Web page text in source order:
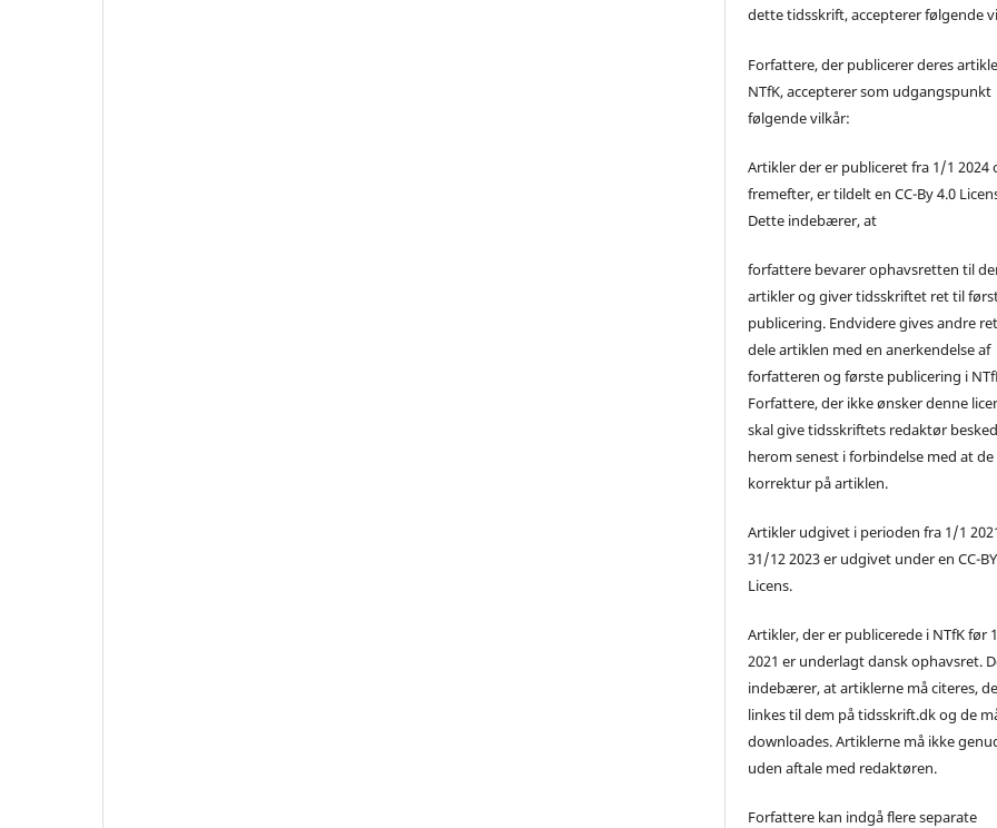
dette tidsskrift, accepterer følgende
Forfattere, der publicerer deres
NTfK, accepterer som udgangspunkt
følgende vilkår:
Artikler der er publiceret fra 1/1 2024
fremefter, er tildelt en CC-By 4.0
Dette indebærer, at
forfattere bevarer ophavsretten til
artikler og giver tidsskriftet ret til
publicering. Endvidere gives andre
dele artiklen med en anerkendelse af
forfatteren og første publicering i
Forfattere, der ikke ønsker denne
skal give tidsskriftets redaktør besked
herom senest i forbindelse med at
korrektur på artiklen.
Artikler udgivet i perioden fra 1/1
31/12 2023 er udgivet under en CC-
Licens.
Artikler, der er publicerede i NTfK før
2021 er underlagt dansk ophavsret.
indebærer, at artiklerne må citeres,
linkes til dem på tidsskrift.dk og de
downloades. Artiklerne må ikke
uden aftale med redaktøren.
Forfattere kan indgå flere separate